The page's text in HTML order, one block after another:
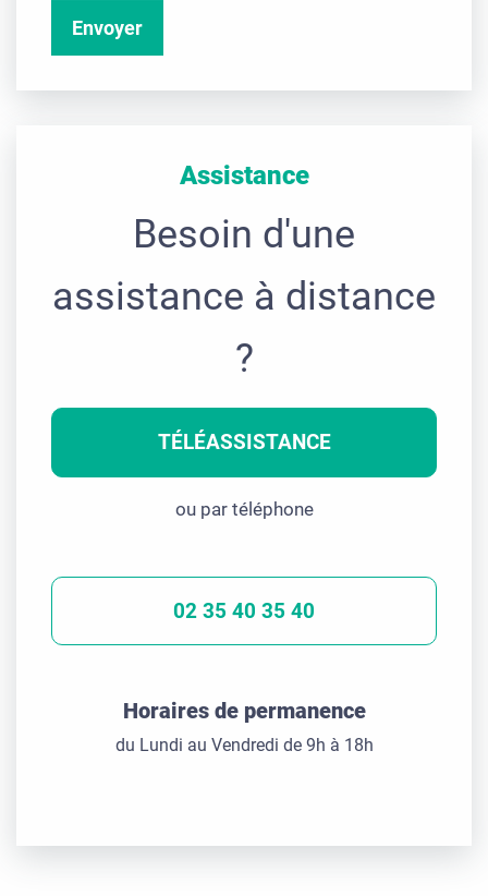
Envoyer
Assistance
Besoin d'une
assistance à distance
?
TÉLÉASSISTANCE
ou par téléphone
02 35 40 35 40
Horaires de permanence
du Lundi au Vendredi de 9h à 18h